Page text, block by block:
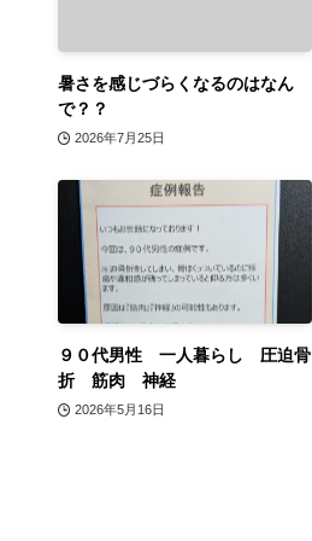
暑さを感じづらくなるのはなん
で？？
2026年7月25日
９０代男性 一人暮らし 圧迫骨
折 筋肉 神経
2026年5月16日